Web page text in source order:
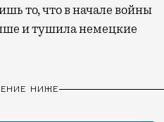
то, что в начале войны
и тушила немецкие
НИЖЕ